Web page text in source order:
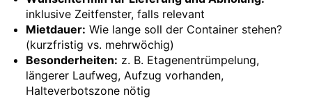
inklusive Zeitfenster, falls relevant
Mietdauer: Wie lange soll der Container stehen?
(kurzfristig vs. mehrwöchig)
Besonderheiten: z. B. Etagenentrümpelung,
längerer Laufweg, Aufzug vorhanden,
Halteverbotszone nötig